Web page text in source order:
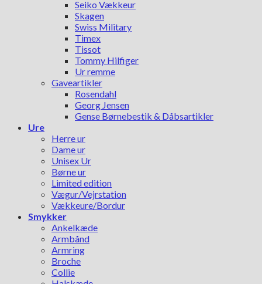
Seiko Vækkeur
Skagen
Swiss Military
Timex
Tissot
Tommy Hilfiger
Ur remme
Gaveartikler
Rosendahl
Georg Jensen
Gense Børnebestik & Dåbsartikler
Ure
Herre ur
Dame ur
Unisex Ur
Børne ur
Limited edition
Vægur/Vejrstation
Vækkeure/Bordur
Smykker
Ankelkæde
Armbånd
Armring
Broche
Collie